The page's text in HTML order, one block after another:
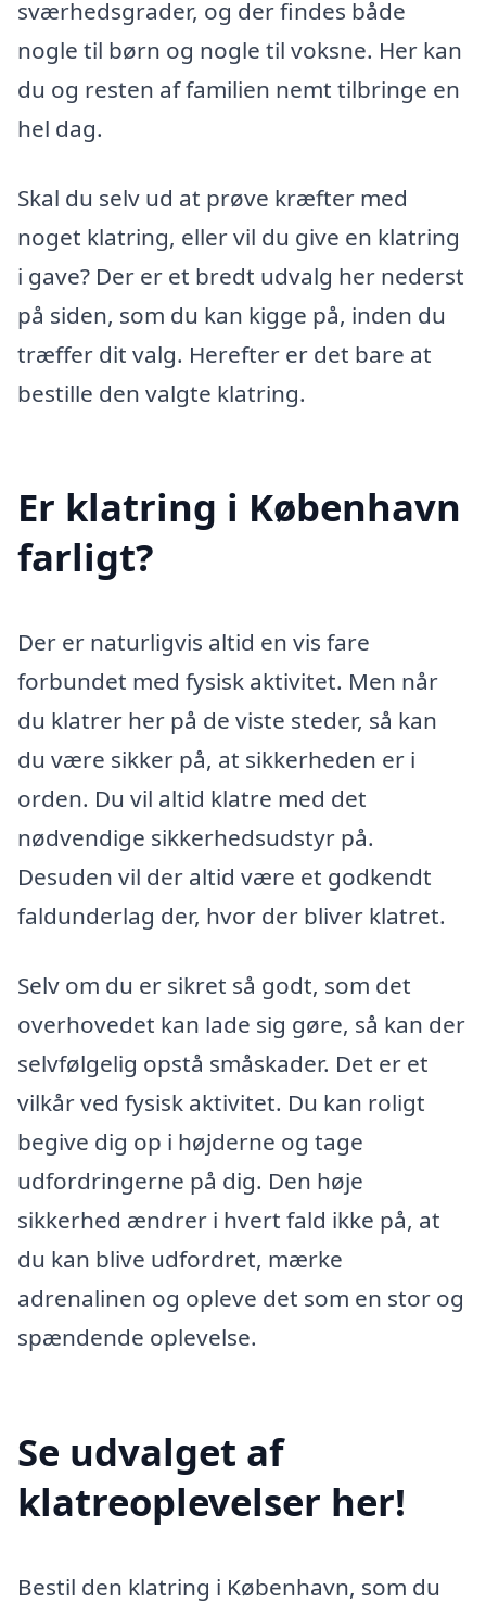
sværhedsgrader, og der findes både
nogle til børn og nogle til voksne. Her kan
du og resten af familien nemt tilbringe en
hel dag.
Skal du selv ud at prøve kræfter med
noget klatring, eller vil du give en klatring
i gave? Der er et bredt udvalg her nederst
på siden, som du kan kigge på, inden du
træffer dit valg. Herefter er det bare at
bestille den valgte klatring.
Er klatring i København
farligt?
Der er naturligvis altid en vis fare
forbundet med fysisk aktivitet. Men når
du klatrer her på de viste steder, så kan
du være sikker på, at sikkerheden er i
orden. Du vil altid klatre med det
nødvendige sikkerhedsudstyr på.
Desuden vil der altid være et godkendt
faldunderlag der, hvor der bliver klatret.
Selv om du er sikret så godt, som det
overhovedet kan lade sig gøre, så kan der
selvfølgelig opstå småskader. Det er et
vilkår ved fysisk aktivitet. Du kan roligt
begive dig op i højderne og tage
udfordringerne på dig. Den høje
sikkerhed ændrer i hvert fald ikke på, at
du kan blive udfordret, mærke
adrenalinen og opleve det som en stor og
spændende oplevelse.
Se udvalget af
klatreoplevelser her!
Bestil den klatring i København, som du